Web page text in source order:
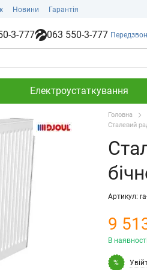
Новини Гарантія
3-777 063 550-3-777
Електроустаткування
Головна
Сталевий
Артикул:
9
В наявності
%